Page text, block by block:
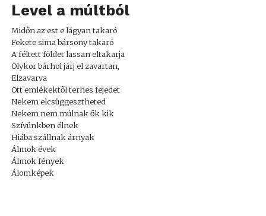
Level a múltból
Midőn az est e lágyan takaró
Fekete sima bársony takaró
A féltett földet lassan eltakarja
Olykor bárhol járj el zavartan,
Elzavarva
Ott emlékektől terhes fejedet
Nekem elcsüggesztheted
Nekem nem múlnak ők kik
Szívünkben élnek
Hiába szállnak árnyak
Álmok évek
Álmok fények
Álomképek